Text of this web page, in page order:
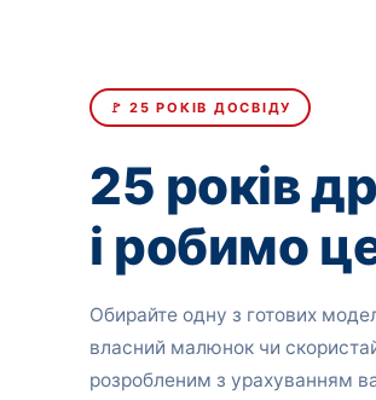
🚩 25 РОКІВ ДОСВІДУ
25 років
і робимо
Обирайте одну з готових
власний малюнок чи
розробленим з урахуванням